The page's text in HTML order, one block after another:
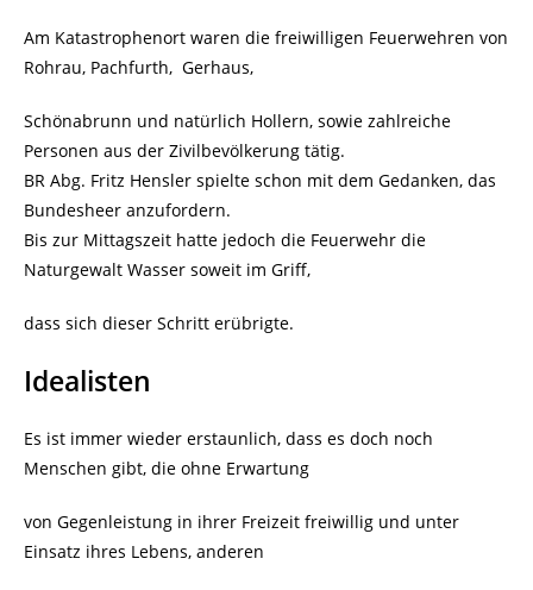
Am Katastrophenort waren die freiwilligen Feuerwehren von
Rohrau, Pachfurth, Gerhaus,
Schönabrunn und natürlich Hollern, sowie zahlreiche
Personen aus der Zivilbevölkerung tätig.
BR Abg. Fritz Hensler spielte schon mit dem Gedanken, das
Bundesheer anzufordern.
Bis zur Mittagszeit hatte jedoch die Feuerwehr die
Naturgewalt Wasser soweit im Griff,
dass sich dieser Schritt erübrigte.
Idealisten
Es ist immer wieder erstaunlich, dass es doch noch
Menschen gibt, die ohne Erwartung
von Gegenleistung in ihrer Freizeit freiwillig und unter
Einsatz ihres Lebens, anderen